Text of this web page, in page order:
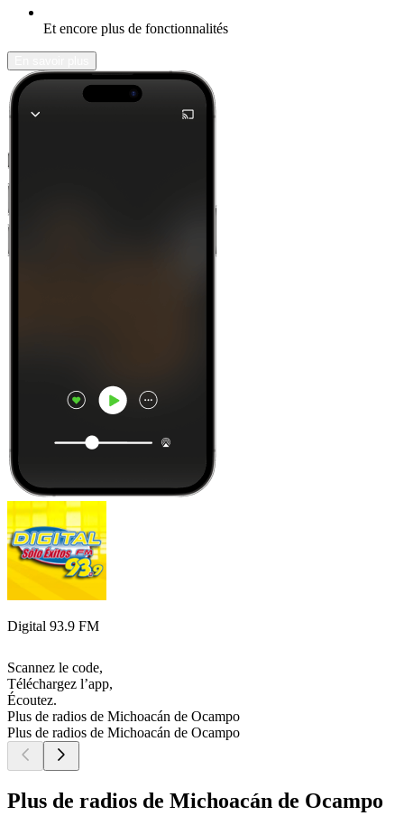
Et encore plus de fonctionnalités
Digital 93.9 FM
Scannez le code,
Téléchargez l’app,
Écoutez.
Plus de radios de Michoacán de Ocampo
Plus de radios de Michoacán de Ocampo
Plus de radios de Michoacán de Ocampo